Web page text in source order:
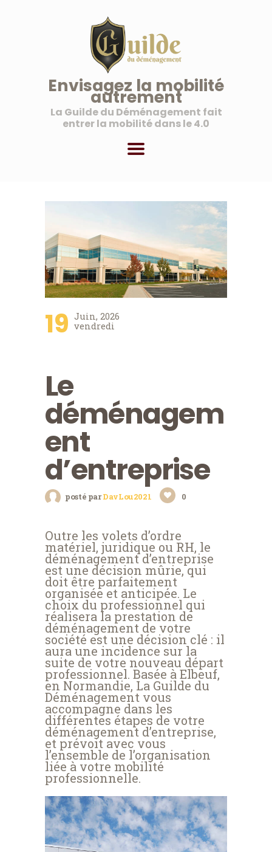
Envisagez la mobilité
autrement
La Guilde du Déménagement fait
entrer la mobilité dans le 4.0
La Guilde du Déménagement
Une nouvelle vision de la mobilité
ACCUEIL
À PROPOS
NOS SERVICES
PROFESSIONNELS
19 Juin, 2026
vendredi
Le
déménagem
ent
d’entreprise
posté parDavLou2021 0
Outre les volets d’ordre
matériel, juridique ou RH, le
déménagement d’entreprise
est une décision mûrie, qui
doit être parfaitement
organisée et anticipée. Le
choix du professionnel qui
réalisera la prestation de
déménagement de votre
société est une décision clé : il
aura une incidence sur la
suite de votre nouveau départ
professionnel. Basée à Elbeuf,
en Normandie, La Guilde du
Déménagement vous
accompagne dans les
différentes étapes de votre
déménagement d’entreprise,
et prévoit avec vous
l’ensemble de l’organisation
liée à votre mobilité
professionnelle.